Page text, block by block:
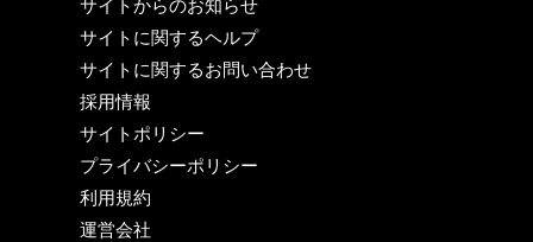
サイトからのお知らせ
サイトに関するヘルプ
サイトに関するお問い合わせ
採用情報
サイトポリシー
プライバシーポリシー
利用規約
運営会社